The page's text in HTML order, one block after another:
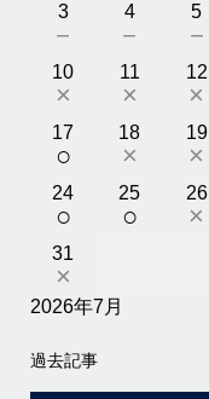
3
－
4
－
5
－
10
×
11
×
12
×
17
○
18
×
19
×
24
○
25
○
26
×
31
×
2026年7月
過去記事